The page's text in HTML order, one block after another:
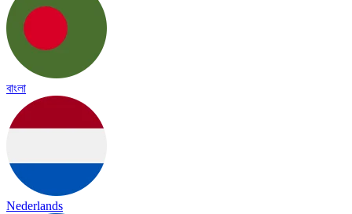
বাংলা
Nederlands